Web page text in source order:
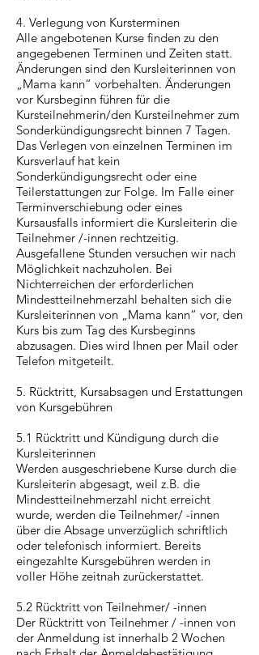
4. Verlegung von Kursterminen
Alle angebotenen Kurse finden zu den
angegebenen Terminen und Zeiten statt.
Änderungen sind den Kursleiterinnen von
„Mama kann“ vorbehalten. Änderungen
vor Kursbeginn führen für die
Kursteilnehmerin/den Kursteilnehmer zum
Sonderkündigungsrecht binnen 7 Tagen.
Das Verlegen von einzelnen Terminen im
Kursverlauf hat kein
Sonderkündigungsrecht oder eine
Teilerstattungen zur Folge. Im Falle einer
Terminverschiebung oder eines
Kursausfalls informiert die Kursleiterin die
Teilnehmer /-innen rechtzeitig.
Ausgefallene Stunden versuchen wir nach
Möglichkeit nachzuholen. Bei
Nichterreichen der erforderlichen
Mindestteilnehmerzahl behalten sich die
Kursleiterinnen von „Mama kann“ vor, den
Kurs bis zum Tag des Kursbeginns
abzusagen. Dies wird Ihnen per Mail oder
Telefon mitgeteilt.
5. Rücktritt, Kursabsagen und Erstattungen
von Kursgebühren
5.1 Rücktritt und Kündigung durch die
Kursleiterinnen
Werden ausgeschriebene Kurse durch die
Kursleiterin abgesagt, weil z.B. die
Mindestteilnehmerzahl nicht erreicht
wurde, werden die Teilnehmer/ -innen
über die Absage unverzüglich schriftlich
oder telefonisch informiert. Bereits
eingezahlte Kursgebühren werden in
voller Höhe zeitnah zurückerstattet.
5.2 Rücktritt von Teilnehmer/ -innen
Der Rücktritt von Teilnehmer / -innen von
der Anmeldung ist innerhalb 2 Wochen